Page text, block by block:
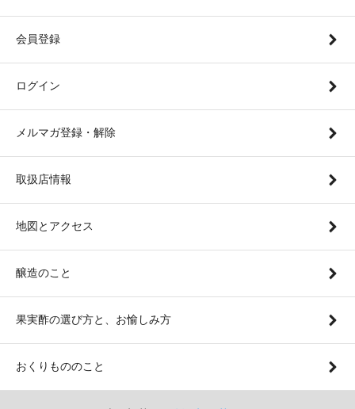
会員登録
ログイン
メルマガ登録・解除
取扱店情報
地図とアクセス
醸造のこと
果実酢の選び方と、お愉しみ方
おくりもののこと